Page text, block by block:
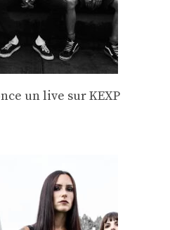
un live sur KEXP